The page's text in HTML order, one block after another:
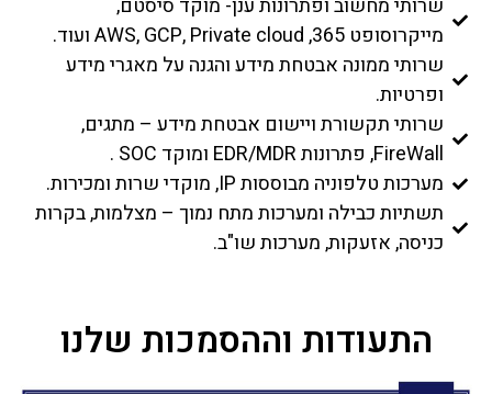
שרותי מחשוב ופתרונות ענן- מוקד סיסטם,
מייקרוסופט 365, AWS, GCP, Private cloud ועוד.
שרותי ממונה אבטחת מידע והגנה על מאגרי מידע
ופרטיות.
שרותי תקשורת ויישום אבטחת מידע – מתגים,
FireWall, פתרונות EDR/MDR ומוקד SOC .
מערכות טלפוניה מבוססות IP, מוקדי שרות ומכירות.
תשתיות כבילה ומערכות מתח נמוך – מצלמות, בקרות
כניסה, אזעקות, מערכות שו"ב.
התעודות וההסמכות שלנו